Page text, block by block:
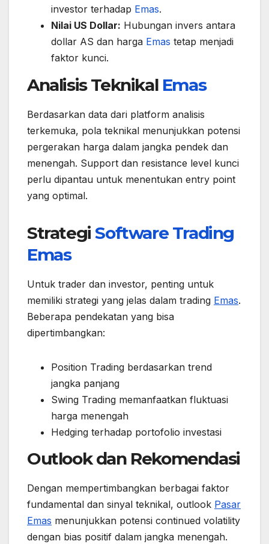
investor terhadap Emas.
Nilai US Dollar: Hubungan invers antara
dollar AS dan harga Emas tetap menjadi
faktor kunci.
Analisis Teknikal Emas
Berdasarkan data dari platform analisis
terkemuka, pola teknikal menunjukkan potensi
pergerakan harga dalam jangka pendek dan
menengah. Support dan resistance level kunci
perlu dipantau untuk menentukan entry point
yang optimal.
StrategiSoftware Trading
Emas
Untuk trader dan investor, penting untuk
memiliki strategi yang jelas dalam trading Emas.
Beberapa pendekatan yang bisa
dipertimbangkan:
Position Trading berdasarkan trend
jangka panjang
Swing Trading memanfaatkan fluktuasi
harga menengah
Hedging terhadap portofolio investasi
Outlook dan Rekomendasi
Dengan mempertimbangkan berbagai faktor
fundamental dan sinyal teknikal, outlook Pasar
Emas menunjukkan potensi continued volatility
dengan bias positif dalam jangka menengah.